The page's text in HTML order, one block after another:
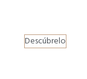
Descúbrelo